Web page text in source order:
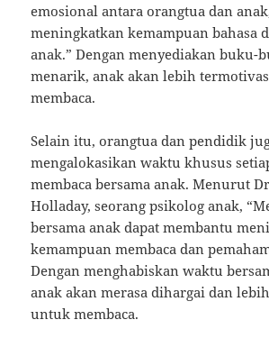
emosional antara orangtua dan
meningkatkan kemampuan bahasa
anak.” Dengan menyediakan buku-
menarik, anak akan lebih
membaca.
Selain itu, orangtua dan pendidik
mengalokasikan waktu khusus
membaca bersama anak. Menurut
Holladay, seorang psikolog anak,
bersama anak dapat membantu
kemampuan membaca dan
Dengan menghabiskan waktu
anak akan merasa dihargai dan
untuk membaca.